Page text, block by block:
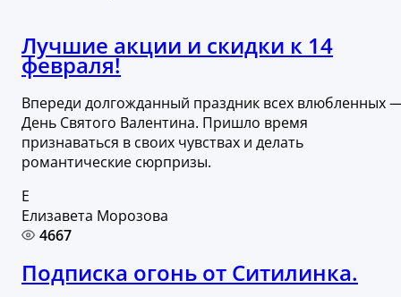
Лучшие акции и скидки к 14
февраля!
Впереди долгожданный праздник всех влюбленных
День Святого Валентина. Пришло время
признаваться в своих чувствах и делать
романтические сюрпризы.
Е
Елизавета Морозова
4667
Подписка огонь от Ситилинка.